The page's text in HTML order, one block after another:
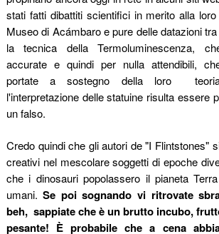
stati fatti dibattiti scientifici in merito alla
Museo di Acámbaro e pure delle datazioni
la tecnica della Termoluminescenza,
accurate e quindi per nulla attendibili,
portate a sostegno della loro
l'interpretazione delle statuine risulta essere
un falso.
Credo quindi che gli autori de "I Flintstones"
creativi nel mescolare soggetti di epoche
che i dinosauri popolassero il pianeta
umani.Se poi sognando vi ritrovate
beh, sappiate che è un brutto incubo,
pesante! È probabile che a cena